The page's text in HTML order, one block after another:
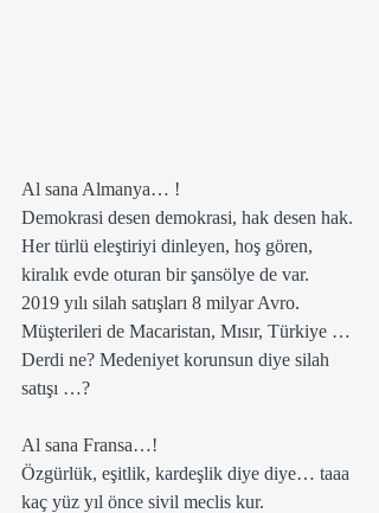
Al sana Almanya… !
Demokrasi desen demokrasi, hak desen hak.
Her türlü eleştiriyi dinleyen, hoş gören,
kiralık evde oturan bir şansölye de var.
2019 yılı silah satışları 8 milyar Avro.
Müşterileri de Macaristan, Mısır, Türkiye …
Derdi ne? Medeniyet korunsun diye silah
satışı …?
Al sana Fransa…!
Özgürlük, eşitlik, kardeşlik diye diye… taaa
kaç yüz yıl önce sivil meclis kur.